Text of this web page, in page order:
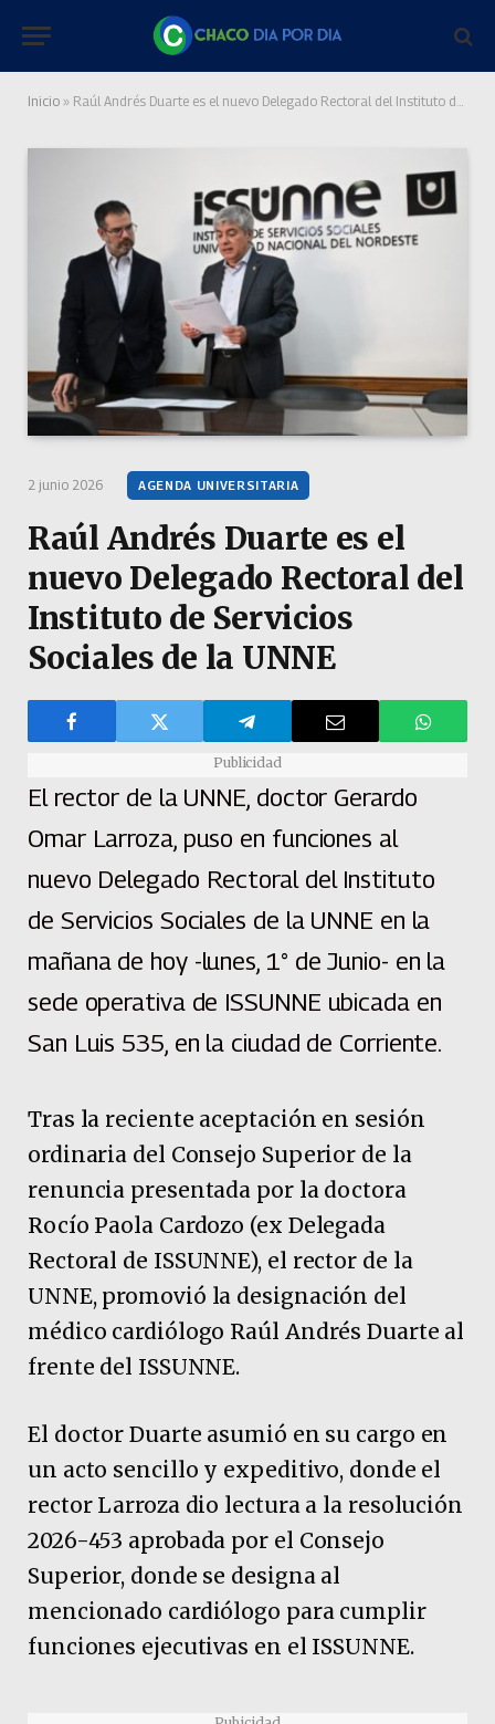
Inicio » Raúl Andrés Duarte es el nuevo Delegado Rectoral del Instituto de Servicios Sociales de la UNNE
2 junio 2026 AGENDA UNIVERSITARIA
Raúl Andrés Duarte es el
nuevo Delegado Rectoral del
Instituto de Servicios
Sociales de la UNNE
Publicidad
El rector de la UNNE, doctor Gerardo
Omar Larroza, puso en funciones al
nuevo Delegado Rectoral del Instituto
de Servicios Sociales de la UNNE en la
mañana de hoy -lunes, 1° de Junio- en la
sede operativa de ISSUNNE ubicada en
San Luis 535, en la ciudad de Corriente.
Tras la reciente aceptación en sesión
ordinaria del Consejo Superior de la
renuncia presentada por la doctora
Rocío Paola Cardozo (ex Delegada
Rectoral de ISSUNNE), el rector de la
UNNE, promovió la designación del
médico cardiólogo Raúl Andrés Duarte al
frente del ISSUNNE.
El doctor Duarte asumió en su cargo en
un acto sencillo y expeditivo, donde el
rector Larroza dio lectura a la resolución
2026-453 aprobada por el Consejo
Superior, donde se designa al
mencionado cardiólogo para cumplir
funciones ejecutivas en el ISSUNNE.